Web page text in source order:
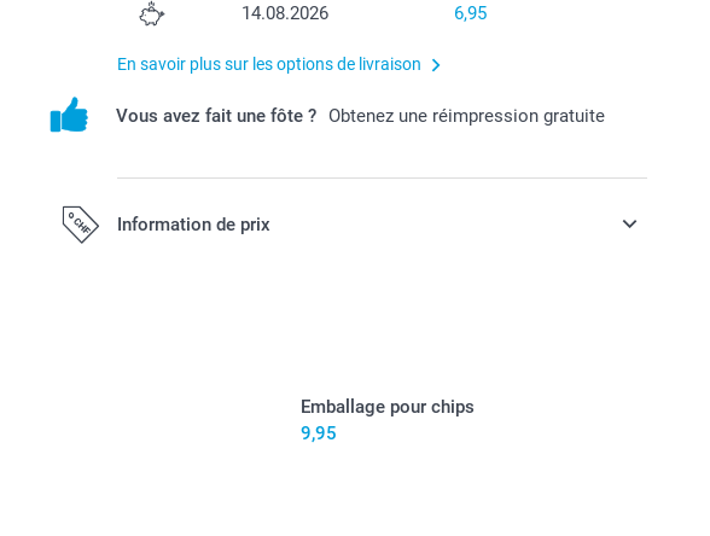
14.08.2026 6,95
En savoir plus sur les options de livraison
Vous avez fait une fôte ? Obtenez une réimpression gratuite
Information de prix
Emballage pour chips
9,95